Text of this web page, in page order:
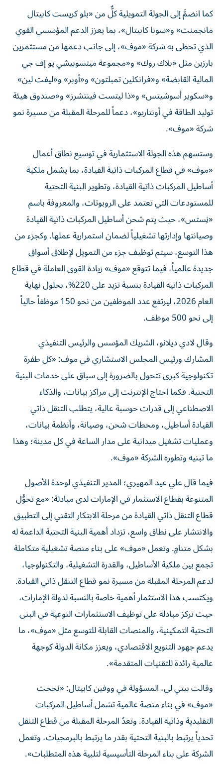
كما انضمَّ إلى الجولة التمويلية كلٌّ من «بلو كريست كابيتال
مانجمنت» و«سونا كابيتال»، بما يعزز الدعم المؤسسي القوي
الذي تحظى به شركة «موف»، إلى جانب دعمها من مستثمرين
بارزين مثل «بلاك روك» و«مجموعة ميتسوبيشي يو إف جي
المالية القابضة» و«فرانكلين تمبلتون» و«أوبر» و«ليفت لين»
و«سكوير أسوشيتس» و«ذا ليتست فينتشرز» و«صندوق هيئة
توليد الطاقة في أونتاريو»، دعماً للمرحلة المقبلة من مسيرة نمو
شركة «موف».
وستسهم هذه الجولة الاستثمارية في توسيع نطاق أعمال
«موف» في قطاع المركبات ذاتية القيادة، بما يشمل ملكية
أساطيل المركبات ذاتية القيادة، وتطوير البنية التحتية
للمستودعات التي تعتمد على الروبوتات، والمعروفة باسم
«نِستس»، حيث يتم شحن أساطيل المركبات ذاتية القيادة
وصيانتها وإدارتها تشغيلياً لضمان استمرارية عملها. وكجزء من
هذا التوسع، سيتم توظيف جزء من التمويل لإطلاق أسواق
جديدة عالمياً، فيما تتوقع «موف» زيادة القوى العاملة في قطاع
المركبات ذاتية القيادة بنسبة تزيد على 220%، بحلول نهاية
العام 2026، ليرتفع عدد الموظفين من نحو 150 موظفاً حالياً
إلى نحو 500 موظف.
وقال لادي ديلانو، الشريك المؤسس والرئيس التنفيذي
المشارك ورئيس المجلس الاستشاري في موف: «كل طفرة
تكنولوجية كبرى تتحول بالضرورة إلى سباق على خدمات البنية
التحتية. فكما احتاج الإنترنت إلى مراكز بيانات، والذكاء
الاصطناعي إلى قدرات حوسبة عالية، يتطلب التنقل ذاتي
القيادة أساطيل، ومحطات شحن، وصيانة، وأنظمة بيانات،
وعمليات تشغيل ميدانية على مدار الساعة في كل مدينة؛ وهذا
ما تبنيه وتطوره الشركة «موف».
فيما قال علي عيد المهيري؛ المدير التنفيذي لوحدة الأصول
المتنوعة بقطاع الاستثمار في الإمارات لدى مبادلة: «مع تحوُّل
قطاع التنقل ذاتي القيادة من مرحلة الابتكار التقني إلى التطبيق
والانتشار على نطاق واسع، تزداد أهمية البنية التحتية الداعمة له
بشكل متنامٍ. وتعمل «موف» على بناء منصة تشغيلية متكاملة
تجمع بين ملكية الأساطيل، والقدرة التشغيلية، والتكنولوجيا،
لدعم المرحلة المقبلة من مسيرة نمو قطاع التنقل ذاتي القيادة.
ويكتسب هذا الاستثمار أهمية خاصة بالنسبة لدولة الإمارات،
حيث تركز مبادلة على توظيف الاستثمارات النوعية في البنى
التحتية التمكينية، والمنصات القابلة للتوسع مثل «موف»، ما
يدعم جهود التنويع الاقتصادي، ويعزز مكانة الدولة كوجهة
عالمية رائدة للتقنيات المتقدمة».
وقالت بيتي لي، المسؤولة في ووفين كابيتال: «نجحت
«موف» في بناء منصة عالمية تشمل أساطيل المركبات
التقليدية وذاتية القيادة. وتعدُ المرحلة المقبلة من قطاع التنقل
تحدياً يرتبط بالبنية التحتية بقدر ما يرتبط بالبرمجيات، وتعمل
الشركة على بناء المرحلة التأسيسية لتلبية هذه المتطلبات».